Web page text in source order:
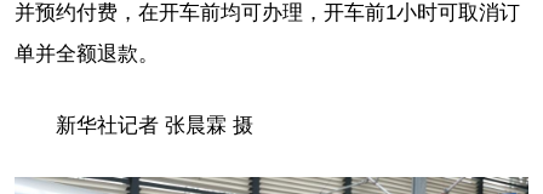
并预约付费，在开车前均可办理，开车前1小时可取消订
单并全额退款。
新华社记者 张晨霖 摄